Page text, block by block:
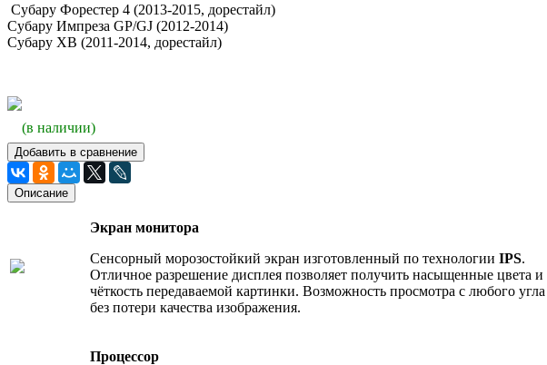
Субару Форестер 4 (2013-2015, дорестайл)
Субару Импреза GP/GJ (2012-2014)
Субару ХВ (2011-2014, дорестайл)
(в наличии)
Добавить в сравнение
Описание
Экран монитора
Сенсорный морозостойкий экран изготовленный по технологии IPS.
Отличное разрешение дисплея позволяет получить насыщенные цвета и
чёткость передаваемой картинки. Возможность просмотра с любого угла
без потери качества изображения.
Процессор